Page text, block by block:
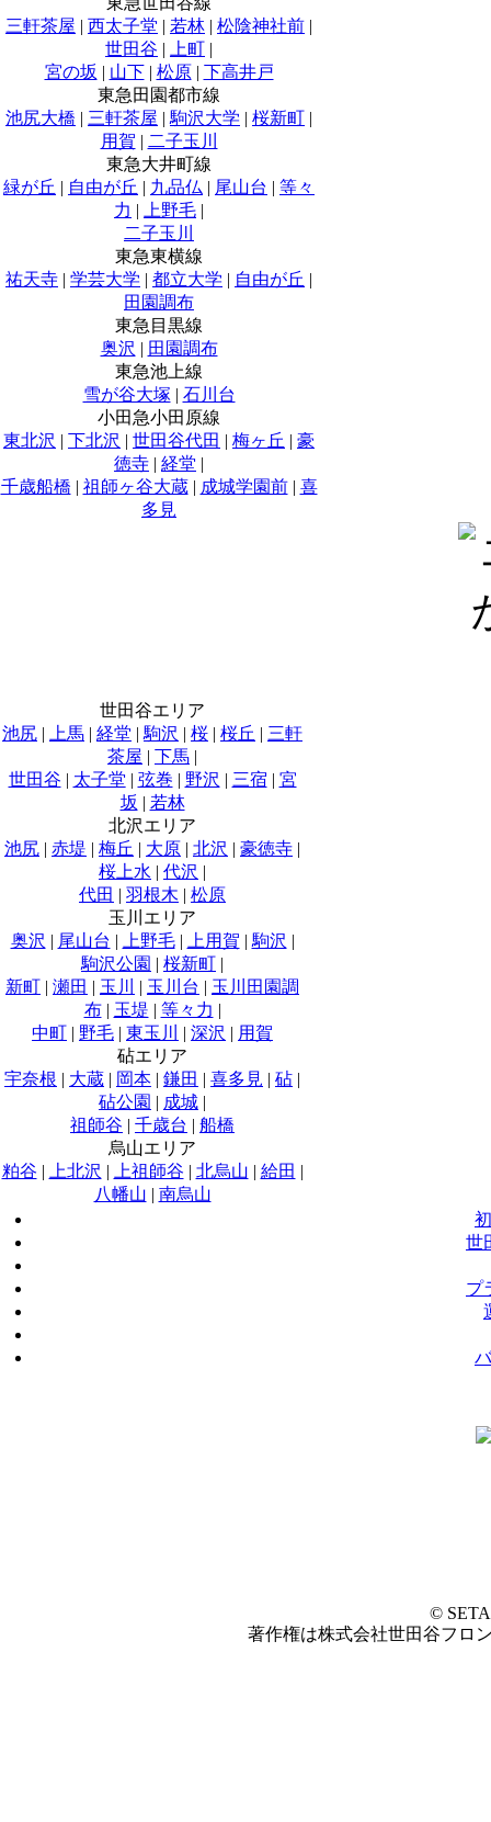
三軒茶屋 | 西太子堂 | 若林 | 松陰神社前 |
世田谷 | 上町 |
宮の坂 | 山下| 松原| 下高井戸
東急田園都市線
池尻大橋 | 三軒茶屋 | 駒沢大学 | 桜新町 |
用賀 | 二子玉川
東急大井町線
緑が丘 | 自由が丘 | 九品仏 | 尾山台 | 等々
力 | 上野毛 |
二子玉川
東急東横線
祐天寺 | 学芸大学 | 都立大学 | 自由が丘 |
田園調布
東急目黒線
奥沢 | 田園調布
東急池上線
雪が谷大塚 | 石川台
小田急小田原線
東北沢 | 下北沢 | 世田谷代田 | 梅ヶ丘 | 豪
徳寺 | 経堂 |
千歳船橋 | 祖師ヶ谷大蔵| 成城学園前| 喜
多見
世田谷エリア
池尻 | 上馬 | 経堂 | 駒沢 | 桜 | 桜丘 | 三軒
茶屋 | 下馬 |
世田谷 | 太子堂 | 弦巻 | 野沢 | 三宿 | 宮
坂 | 若林
北沢エリア
池尻 | 赤堤 | 梅丘 | 大原 | 北沢 | 豪徳寺 |
桜上水 | 代沢 |
代田 | 羽根木 | 松原
玉川エリア
奥沢 | 尾山台 | 上野毛| 上用賀 | 駒沢 |
駒沢公園 | 桜新町 |
新町 | 瀬田 | 玉川 | 玉川台 | 玉川田園調
布| 玉堤 | 等々力 |
中町 | 野毛 | 東玉川 | 深沢 | 用賀
砧エリア
宇奈根 | 大蔵 | 岡本 | 鎌田 | 喜多見 | 砧 |
砧公園 | 成城 |
祖師谷 | 千歳台 | 船橋
烏山エリア
粕谷 | 上北沢 | 上祖師谷 | 北烏山 | 給田 |
八幡山 | 南烏山
世
プ
©
著作権は株式会社世田谷フロ